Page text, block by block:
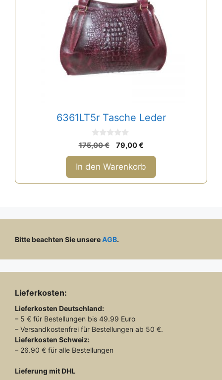
6361LT5r Tasche Leder
0
v
o
n
5
175,00€
Ursprünglicher
Preis
war:
175,00 €
79,00€Aktueller
Preis
ist:
79,00 €.
In den Warenkorb
Bitte beachten Sie unsereAGB.
Lieferkosten:
Lieferkosten Deutschland:
– 5 € für Bestellungen bis 49.99 Euro
– Versandkostenfrei für Bestellungen ab 50 €.
Lieferkosten Schweiz:
– 26.90 € für alle Bestellungen
Lieferung mit DHL